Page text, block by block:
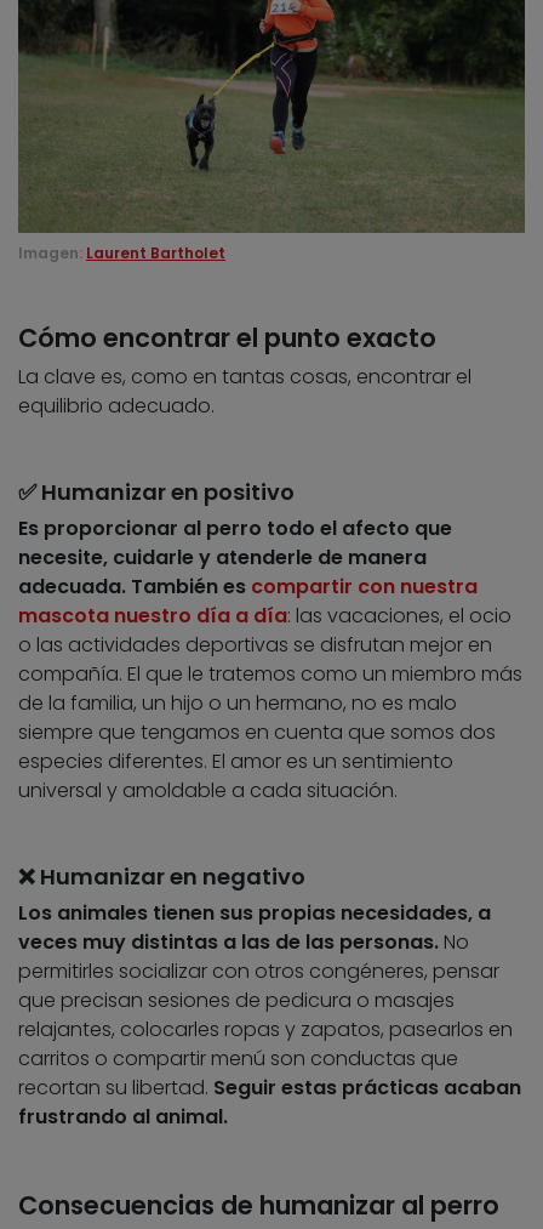
Imagen: Laurent Bartholet
Cómo encontrar el punto exacto
La clave es, como en tantas cosas, encontrar el
equilibrio adecuado.
✅​ Humanizar en positivo
Es proporcionar al perro todo el afecto que
necesite, cuidarle y atenderle de manera
adecuada. También es compartir con nuestra
mascota nuestro día a día: las vacaciones, el ocio
o las actividades deportivas se disfrutan mejor en
compañía. El que le tratemos como un miembro más
de la familia, un hijo o un hermano, no es malo
siempre que tengamos en cuenta que somos dos
especies diferentes. El amor es un sentimiento
universal y amoldable a cada situación.
❌ Humanizar en negativo
Los animales tienen sus propias necesidades, a
veces muy distintas a las de las personas. No
permitirles socializar con otros congéneres, pensar
que precisan sesiones de pedicura o masajes
relajantes, colocarles ropas y zapatos, pasearlos en
carritos o compartir menú son conductas que
recortan su libertad. Seguir estas prácticas acaban
frustrando al animal.
Consecuencias de humanizar al perro